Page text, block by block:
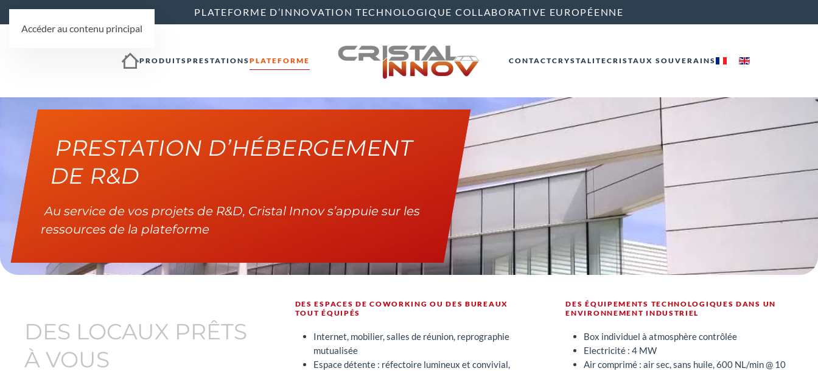
Accéder au contenu principal
PLATEFORME D’INNOVATION TECHNOLOGIQUE COLLABORATIVE EUROPÉENNE
PRODUITSPRESTATIONSPLATEFORME CONTACTCRYSTALITECRISTAUX SOUVERAINS
PRESTATION D’HÉBERGEMENT
DE R&D
Au service de vos projets de R&D, Cristal Innov s’appuie sur les
ressources de la plateforme
DES LOCAUX PRÊTS
À VOUS
DES ESPACES DE COWORKING OU DES BUREAUX
TOUT ÉQUIPÉS
Internet, mobilier, salles de réunion, reprographie
mutualisée
Espace détente : réfectoire lumineux et convivial,
DES ÉQUIPEMENTS TECHNOLOGIQUES DANS UN
ENVIRONNEMENT INDUSTRIEL
Box individuel à atmosphère contrôlée
Electricité : 4 MW
Air comprimé : air sec, sans huile, 600 NL/min @ 10